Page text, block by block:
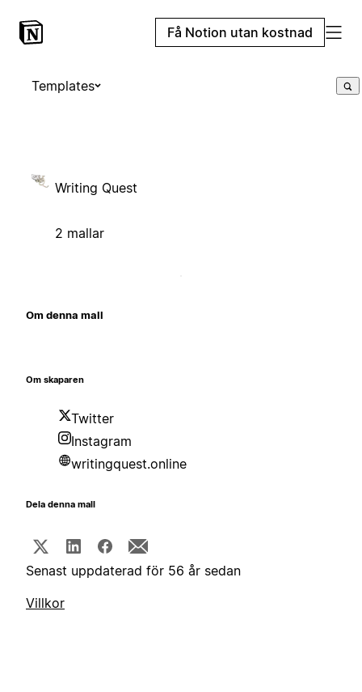
Få Notion utan kostnad
Templates
Writing Quest
2 mallar
Om denna mall
Om skaparen
Twitter
Instagram
writingquest.online
Dela denna mall
Senast uppdaterad för 56 år sedan
Villkor